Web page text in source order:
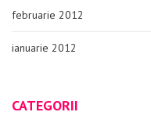
februarie 2012
ianuarie 2012
CATEGORII